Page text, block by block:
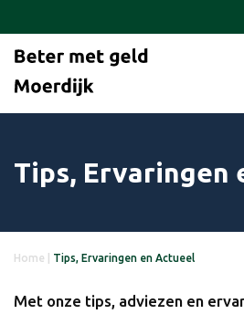
Tips, Ervaringen
Home Tips, Ervaringen en Actueel
Met onze tips, adviezen en